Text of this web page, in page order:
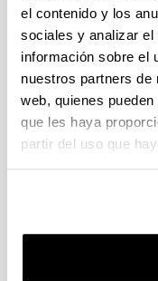
el contenido y los
sociales y analizar
información sobre el
nuestros partners de
web, quienes
que les haya
partir del uso que
TFG/TFM
Ofrecemos
docencia e
haciendo el TFG
TESIS